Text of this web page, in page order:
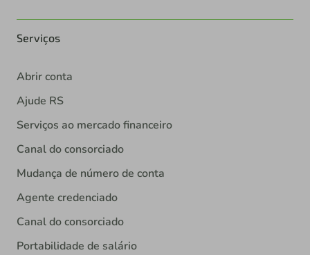
Serviços
Abrir conta
Ajude RS
Serviços ao mercado financeiro
Canal do consorciado
Mudança de número de conta
Agente credenciado
Canal do consorciado
Portabilidade de salário